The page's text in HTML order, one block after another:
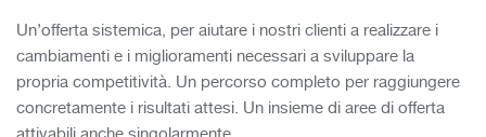
Un’offerta sistemica, per aiutare i nostri clienti a realizzare i
cambiamenti e i miglioramenti necessari a sviluppare la
propria competitività. Un percorso completo per raggiungere
concretamente i risultati attesi. Un insieme di aree di offerta